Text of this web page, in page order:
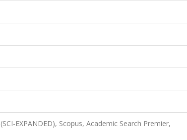
EXPANDED), Scopus, Academic Search Premier,